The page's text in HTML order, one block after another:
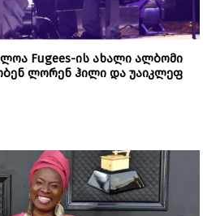
Fugees-ის ახალი ალბომი
ლორენ ჰილი და უაიკლეფ